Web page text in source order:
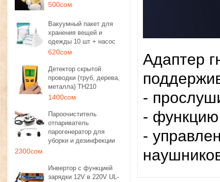
500сом
Вакуумный пакет для
хранения вещей и
одежды 10 шт + насос
620сом
Детектор скрытой
проводки (труб, дерева,
металла) TH210
1400сом
Пароочиститель
отпариватель
парогенератор для
уборки и дезинфекции
2300сом
Инвертор с функцией
зарядки 12V в 220V UL-
Адаптер
-
- функцию
-